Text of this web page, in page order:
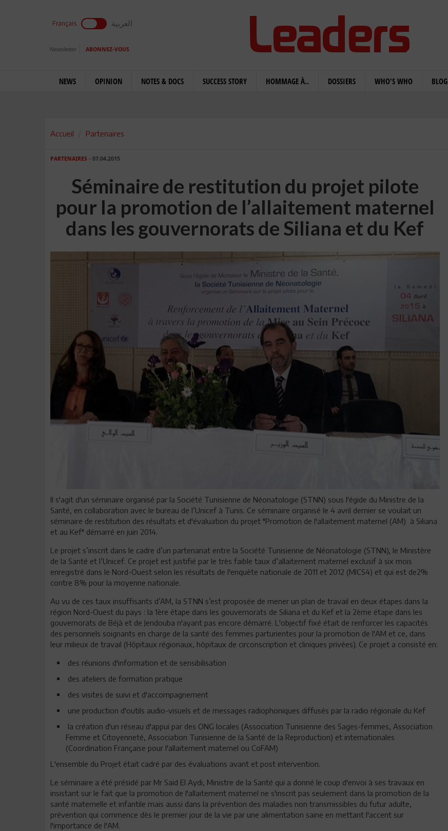
Français العربية
Newsletter ABONNEZ-VOUS
NEWS OPINION NOTES & DOCS SUCCESS STORY HOMMAGE À.. DOSSIERS WHO'S WHO BLOG
Accueil Partenaires
PARTENAIRES - 07.04.2015
Séminaire de restitution du projet pilote
pour la promotion de l’allaitement maternel
dans les gouvernorats de Siliana et du Kef
Il s'agit d'un séminaire organisé par la Société Tunisienne de Néonatologie (STNN) sous l'égide du Ministre de la
Santé, en collaboration avec le bureau de l’Unicef à Tunis. Ce séminaire organisé le 4 avril dernier se voulait un
séminaire de restitution des résultats et d'évaluation du projet "Promotion de l'allaitement maternel (AM) à Siliana
et au Kef" démarré en juin 2014.
Le projet s’inscrit dans le cadre d’un partenariat entre la Société Tunisienne de Néonatologie (STNN), le Ministère
de la Santé et l’Unicef. Ce projet est justifié par le très faible taux d’allaitement maternel exclusif à six mois
enregistré dans le Nord-Ouest selon les résultats de l'enquête nationale de 2011 et 2012 (MICS4) et qui est de2%
contre 8% pour la moyenne nationale.
Au vu de ces taux insuffisants d’AM, la STNN s’est proposée de mener un plan de travail en deux étapes dans la
région Nord-Ouest du pays : la 1ère étape dans les gouvernorats de Siliana et du Kef et la 2ème étape dans les
gouvernorats de Béjà et de Jendouba n'ayant pas encore démarré. L'objectif fixé était de renforcer les capacités
des personnels soignants en charge de la santé des femmes parturientes pour la promotion de l'AM et ce, dans
leur milieux de travail (Hôpitaux régionaux, hôpitaux de circonscription et cliniques privées). Ce projet a consisté en:
des réunions d'information et de sensibilisation
des ateliers de formation pratique
des visites de suivi et d'accompagnement
une production d'outils audio-visuels et de messages radiophoniques diffusés par la radio régionale du Kef
la création d'un réseau d'appui par des ONG locales (Association Tunisienne des Sages-femmes, Association
Femme et Citoyenneté, Association Tunisienne de la Santé de la Reproduction) et internationales
(Coordination Française pour l'allaitement maternel ou CoFAM)
L'ensemble du Projet était cadré par des évaluations avant et post intervention.
Le séminaire a été présidé par Mr Said El Aydi, Ministre de la Santé qui a donné le coup d'envoi à ses travaux en
insistant sur le fait que la promotion de l'allaitement maternel ne s'inscrit pas seulement dans la promotion de la
santé maternelle et infantile mais aussi dans la prévention des maladies non transmissibles du futur adulte,
prévention qui commence dès le premier jour de la vie par une alimentation saine en mettant l'accent sur
l'importance de l'AM.